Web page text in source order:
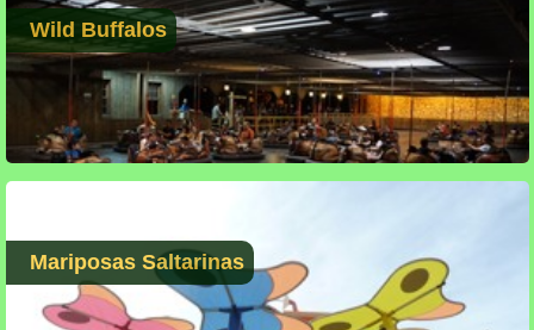
Wild Buffalos
Mariposas Saltarinas